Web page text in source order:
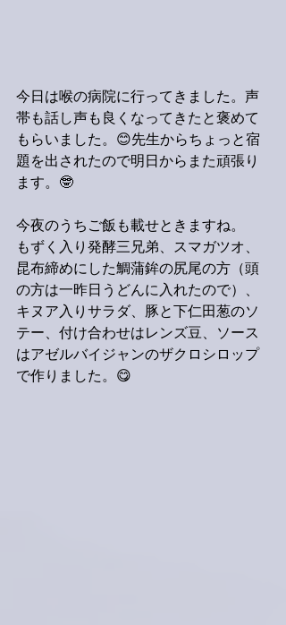
今日は喉の病院に行ってきました。声
帯も話し声も良くなってきたと褒めて
もらいました。😊先生からちょっと宿
題を出されたので明日からまた頑張り
ます。🤓
今夜のうちご飯も載せときますね。
もずく入り発酵三兄弟、スマガツオ、
昆布締めにした鯛蒲鉾の尻尾の方（頭
の方は一昨日うどんに入れたので）、
キヌア入りサラダ、豚と下仁田葱のソ
テー、付け合わせはレンズ豆、ソース
はアゼルバイジャンのザクロシロップ
で作りました。😋